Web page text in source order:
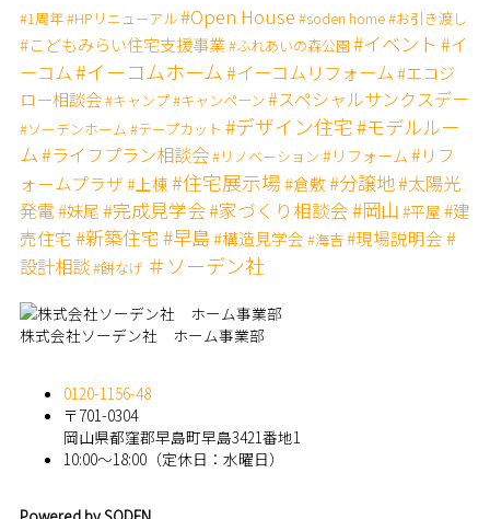
#1周年#HPリニューアル#Open House #soden home#お引き渡し
#こどもみらい住宅支援事業#ふれあいの森公園 #イベント #イ
ーコム#イーコムホーム #イーコムリフォーム#エコジ
ロー相談会#キャンプ#キャンペーン#スペシャルサンクスデー
#ソーデンホーム #テープカット #デザイン住宅 #モデルルー
ム#ライフプラン相談会#リノベーション #リフォーム#リフ
ォームプラザ#上棟#住宅展示場#倉敷#分譲地#太陽光
発電#妹尾#完成見学会#家づくり相談会#岡山 #平屋 #建
売住宅 #新築住宅#早島#構造見学会 #海吉#現場説明会#
設計相談#餅なげ ＃ソーデン社
株式会社ソーデン社 ホーム事業部
0120-1156-48
〒701-0304
岡山県都窪郡早島町早島3421番地1
10:00～18:00（定休日：水曜日）